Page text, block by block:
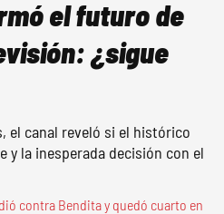
el futuro de
¿sigue
el canal reveló si el histórico
y la inesperada decisión con el
contra Bendita y quedó cuarto en